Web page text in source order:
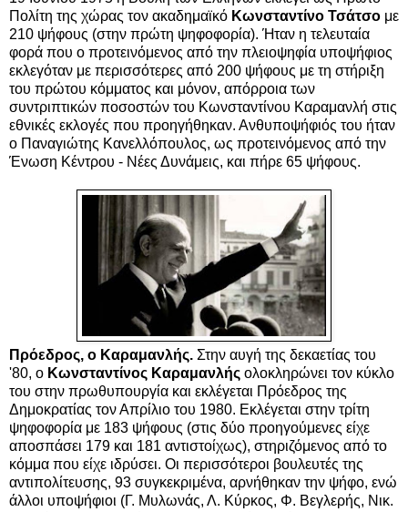
Πολίτη της χώρας τον ακαδημαϊκό Κωνσταντίνο Τσάτσο με
210 ψήφους (στην πρώτη ψηφοφορία). Ήταν η τελευταία
φορά που ο προτεινόμενος από την πλειοψηφία υποψήφιος
εκλεγόταν με περισσότερες από 200 ψήφους με τη στήριξη
του πρώτου κόμματος και μόνον, απόρροια των
συντριπτικών ποσοστών του Κωνσταντίνου Καραμανλή στις
εθνικές εκλογές που προηγήθηκαν. Ανθυποψήφιός του ήταν
ο Παναγιώτης Κανελλόπουλος, ως προτεινόμενος από την
Ένωση Κέντρου - Νέες Δυνάμεις, και πήρε 65 ψήφους.
Πρόεδρος, ο Καραμανλής. Στην αυγή της δεκαετίας του
'80, ο Κωνσταντίνος Καραμανλής ολοκληρώνει τον κύκλο
του στην πρωθυπουργία και εκλέγεται Πρόεδρος της
Δημοκρατίας τον Απρίλιο του 1980. Εκλέγεται στην τρίτη
ψηφοφορία με 183 ψήφους (στις δύο προηγούμενες είχε
αποσπάσει 179 και 181 αντιστοίχως), στηριζόμενος από το
κόμμα που είχε ιδρύσει. Οι περισσότεροι βουλευτές της
αντιπολίτευσης, 93 συγκεκριμένα, αρνήθηκαν την ψήφο, ενώ
άλλοι υποψήφιοι (Γ. Μυλωνάς, Λ. Κύρκος, Φ. Βεγλερής, Νικ.